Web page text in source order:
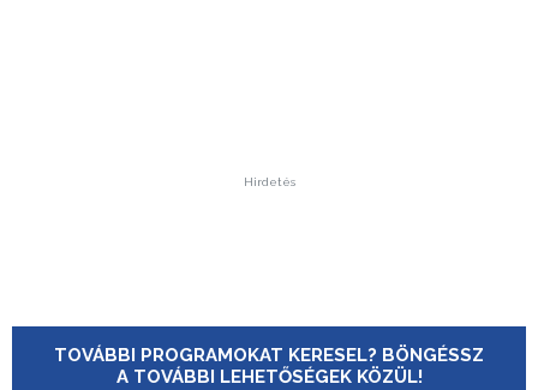
Hirdetés
TOVÁBBI PROGRAMOKAT KERESEL? BÖNGÉSSZ
A TOVÁBBI LEHETŐSÉGEK KÖZÜL!